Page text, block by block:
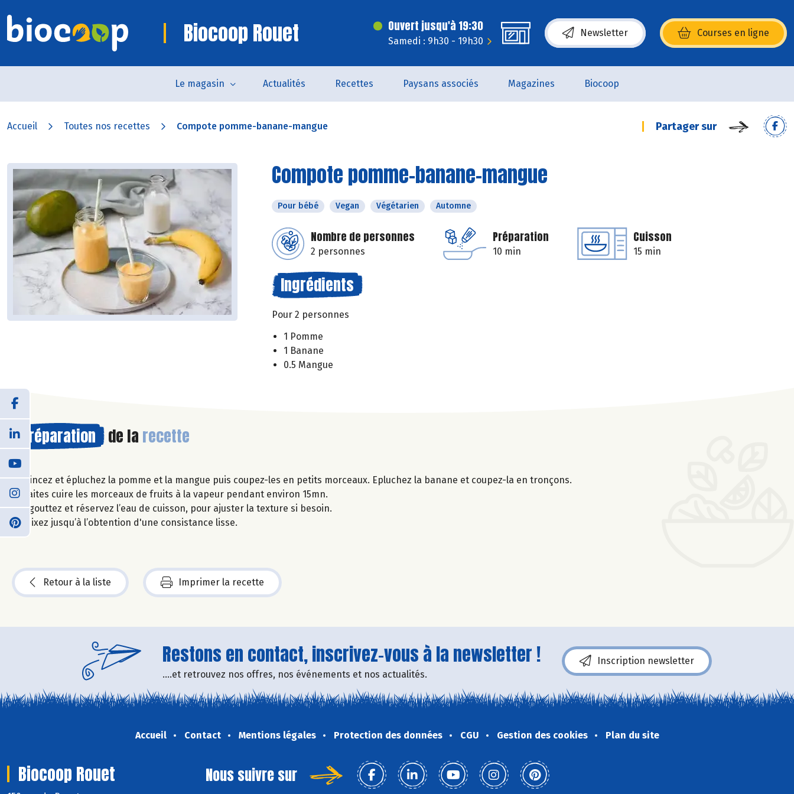
Biocoop Rouet Ouvert jusqu'à 19:30
Samedi : 9h30 - 19h30
Newsletter Courses en ligne
(s’ouvre dans une nouvelle fenêtre)
Le magasin Actualités Recettes Paysans associés Magazines Biocoop
Accueil Toutes nos recettes Compote pomme-banane-mangue Partager sur
Compote pomme-banane-mangue
Pour bébé Vegan Végétarien Automne
Nombre de personnes
2 personnes
Préparation
10 min
Cuisson
15 min
Ingrédients
Pour 2 personnes
1 Pomme
1 Banane
0.5 Mangue
Préparation de la recette
Rincez et épluchez la pomme et la mangue puis coupez-les en petits morceaux. Epluchez la banane et coupez-la en tronçons.
Faites cuire les morceaux de fruits à la vapeur pendant environ 15mn.
Egouttez et réservez l’eau de cuisson, pour ajuster la texture si besoin.
Mixez jusqu’à l’obtention d'une consistance lisse.
Retour à la liste Imprimer la recette
Restons en contact, inscrivez-vous à la newsletter !
....et retrouvez nos offres, nos événements et nos actualités.
Inscription newsletter
Accueil Contact Mentions légales Protection des données CGU Gestion des cookies Plan du site
Biocoop Rouet Nous suivre sur